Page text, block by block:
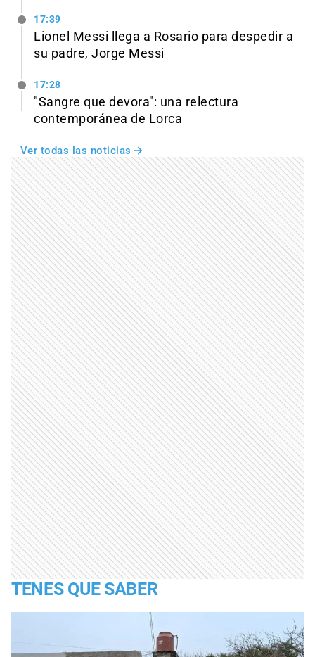
17:39
Lionel Messi llega a Rosario para despedir a
su padre, Jorge Messi
17:28
"Sangre que devora": una relectura
contemporánea de Lorca
Ver todas las noticias
TENES QUE SABER